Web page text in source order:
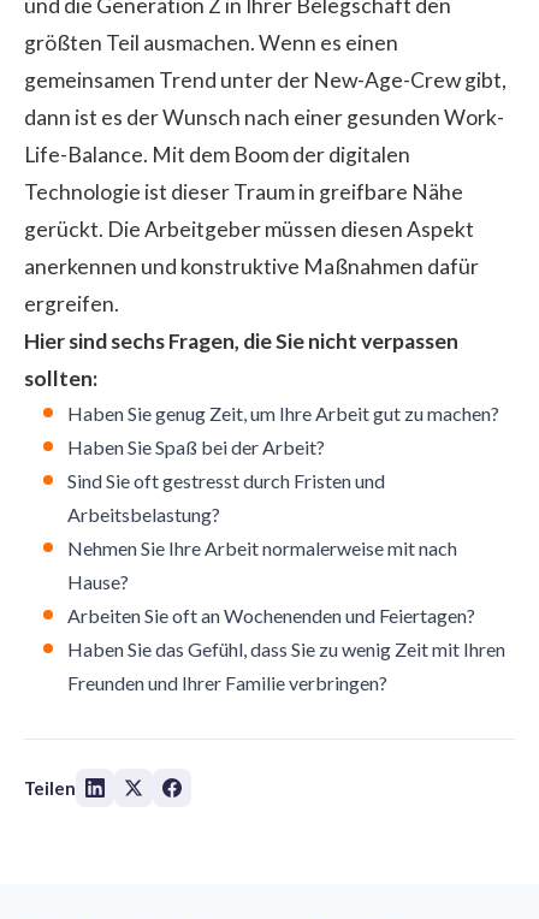
und die Generation Z in Ihrer Belegschaft den
größten Teil ausmachen. Wenn es einen
gemeinsamen Trend unter der New-Age-Crew gibt,
dann ist es der Wunsch nach einer gesunden Work-
Life-Balance. Mit dem Boom der digitalen
Technologie ist dieser Traum in greifbare Nähe
gerückt. Die Arbeitgeber müssen diesen Aspekt
anerkennen und konstruktive Maßnahmen dafür
ergreifen.
Hier sind sechs Fragen, die Sie nicht verpassen
sollten:
Haben Sie genug Zeit, um Ihre Arbeit gut zu machen?
Haben Sie Spaß bei der Arbeit?
Sind Sie oft gestresst durch Fristen und
Arbeitsbelastung?
Nehmen Sie Ihre Arbeit normalerweise mit nach
Hause?
Arbeiten Sie oft an Wochenenden und Feiertagen?
Haben Sie das Gefühl, dass Sie zu wenig Zeit mit Ihren
Freunden und Ihrer Familie verbringen?
Teilen